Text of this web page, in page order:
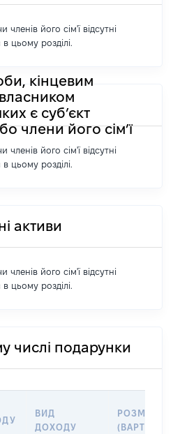
його сім'ї відсутні
цьому розділі.
кінцевим
є суб’єкт
члени його сім’ї
його сім'ї відсутні
цьому розділі.
активи
його сім'ї відсутні
цьому розділі.
числі подарунки
ВИД
ДОХОДУ
РОЗМІР
(ВАРТІСТЬ)